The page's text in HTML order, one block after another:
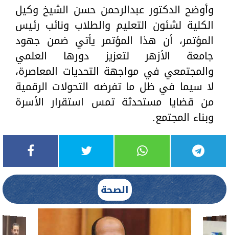
وأوضح الدكتور عبدالرحمن حسن الشيخ وكيل
الكلية لشئون التعليم والطلاب ونائب رئيس
المؤتمر، أن هذا المؤتمر يأتي ضمن جهود
جامعة الأزهر لتعزيز دورها العلمي
والمجتمعي في مواجهة التحديات المعاصرة،
لا سيما في ظل ما تفرضه التحولات الرقمية
من قضايا مستحدثة تمس استقرار الأسرة
وبناء المجتمع.
الصحة